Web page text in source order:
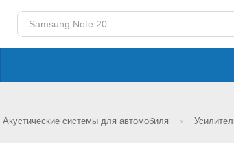
Акустические системы для автомобиля